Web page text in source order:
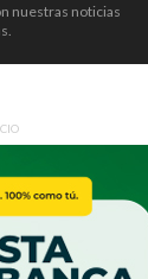
nuestras noticias